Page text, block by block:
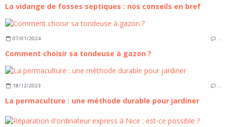
La vidange de fosses septiques : nos conseils en bref
07/01/2024 …
Comment choisir sa tondeuse à gazon ?
18/12/2023 …
La permaculture : une méthode durable pour jardiner